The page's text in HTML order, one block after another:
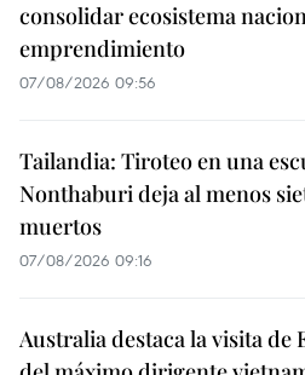
consolidar ecosistema
emprendimiento
07/08/2026 09:56
Tailandia: Tiroteo en una
Nonthaburi deja al menos
muertos
07/08/2026 09:16
Australia destaca la visita de